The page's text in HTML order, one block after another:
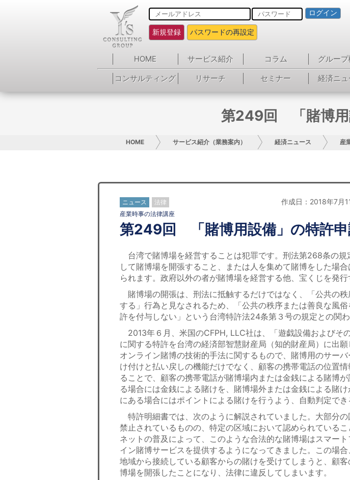
ログイン
新規登録 パスワードの再設定
HOME サービス紹介 コラム グルー
コンサルティング
リサーチ セミナー 経済ニュ
第249回 「賭博用
HOME サービス紹介（業務案内） 経済ニュース 産
ニュース 法律 作成日：2018年7月
産業時事の法律講座
第249回 「賭博用設備」の特許
台湾で賭博場を経営することは犯罪です。刑法第268条の規
して賭博場を開張すること、または人を集めて賭博をした場
られます。政府以外の者が賭博場を経営する他、宝くじを発行
賭博場の開張は、刑法に抵触するだけではなく、「公共の
する」行為と見なされるため、「公共の秩序または善良な風
許を付与しない」という台湾特許法24条第３号の規定との関わ
2013年６月、米国のCFPH, LLC社は、「遊戯設備およびそ
に関する特許を台湾の経済部智慧財産局（知的財産局）に出願
オンライン賭博の技術的手法に関するもので、賭博用のサー
け付けと払い戻しの機能だけでなく、顧客の携帯電話の位置
ることで、顧客の携帯電話が賭博場内または金銭による賭博
る場合には金銭による賭けを、賭博場外または金銭による賭
にある場合にはポイントによる賭けを行うよう、自動判定でき
特許明細書では、次のように解説されていました。大部分
禁止されているものの、特定の区域において認められている
ネットの普及によって、このような合法的な賭博場はスマー
イン賭博サービスを提供するようになってきました。この場
地域から接続している顧客からの賭けを受けてしまうと、顧
博場を開張したことになり、法律に違反してしまいます。